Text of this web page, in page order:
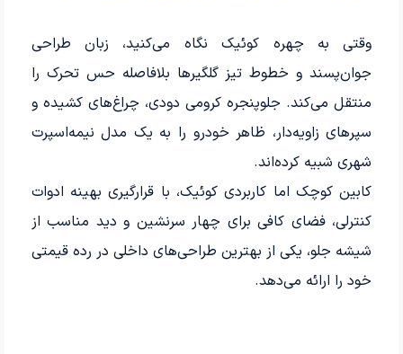
وقتی به چهره کوئیک نگاه می‌کنید، زبان طراحی
جوان‌پسند و خطوط تیز گلگیرها بلافاصله حس تحرک را
منتقل می‌کند. جلوپنجره کرومی دودی، چراغ‌های کشیده و
سپرهای زاویه‌دار، ظاهر خودرو را به یک مدل نیمه‌اسپرت
شهری شبیه کرده‌اند.
کابین کوچک اما کاربردی کوئیک، با قرارگیری بهینه ادوات
کنترلی، فضای کافی برای چهار سرنشین و دید مناسب از
شیشه جلو، یکی از بهترین طراحی‌های داخلی در رده قیمتی
خود را ارائه می‌دهد.